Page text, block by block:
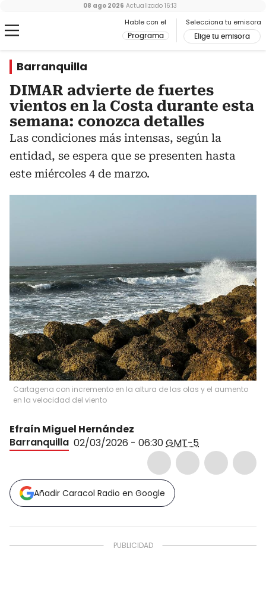
Hable con el
Programa
Selecciona tu emisora
Elige tu emisora
08 ago 2026 Actualizado 16:13
Barranquilla
DIMAR advierte de fuertes
vientos en la Costa durante esta
semana: conozca detalles
Las condiciones más intensas, según la
entidad, se espera que se presenten hasta
este miércoles 4 de marzo.
Cartagena con incremento en la altura de las olas y el aumento
en la velocidad del viento
Efraín Miguel Hernández
Barranquilla 02/03/2026 - 06:30GMT-5
Añadir Caracol Radio en Google